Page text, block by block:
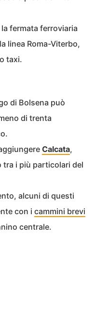
fermata ferroviaria
linea Roma-Viterbo,
taxi.
di Bolsena può
di trenta
Calcata,
i più particolari del
alcuni di questi
con i cammini brevi
centrale.